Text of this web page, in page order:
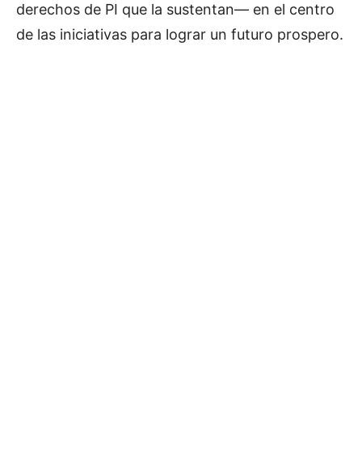
derechos de PI que la sustentan— en el centro
de las iniciativas para lograr un futuro prospero.